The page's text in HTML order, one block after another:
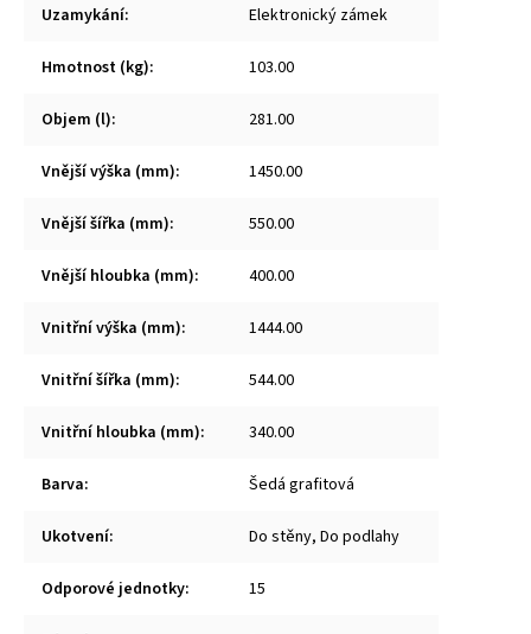
Uzamykání: Elektronický zámek
Hmotnost (kg): 103.00
Objem (l): 281.00
Vnější výška (mm): 1450.00
Vnější šířka (mm): 550.00
Vnější hloubka (mm): 400.00
Vnitřní výška (mm): 1444.00
Vnitřní šířka (mm): 544.00
Vnitřní hloubka (mm): 340.00
Barva: Šedá grafitová
Ukotvení: Do stěny, Do podlahy
Odporové jednotky: 15